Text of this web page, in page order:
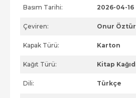
Basım Tarihi: 2026-04-16
Çeviren: Onur
Kapak Türü: Karton
Kağıt Türü: Kitap
Dili: Türkçe